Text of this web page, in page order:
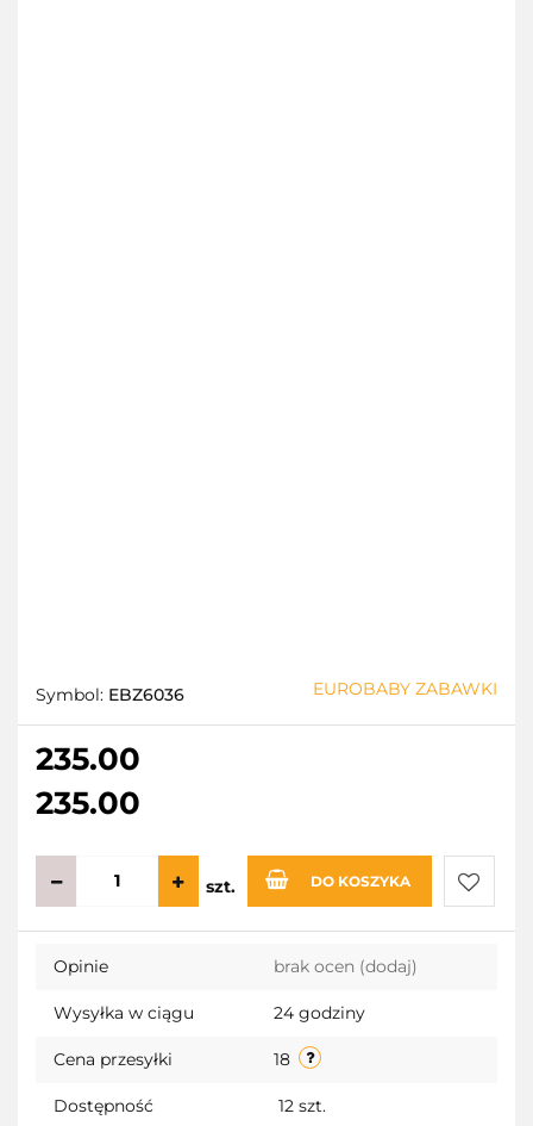
Symbol: EBZ6036 EUROBABY ZABAWKI
235.00
235.00
szt. DO KOSZYKA
Do
Opinie brak ocen (dodaj)
Wysyłka w ciągu 24 godziny
Cena przesyłki 18
Dostępność 12 szt.